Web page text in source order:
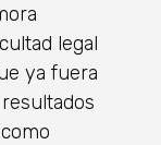
legal
ya fuera